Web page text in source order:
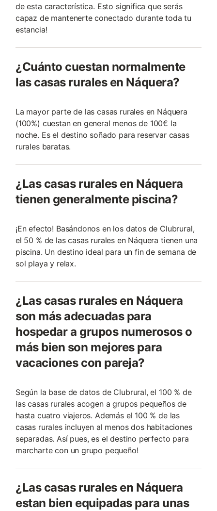
de esta característica. Esto significa que serás
capaz de mantenerte conectado durante toda tu
estancia!
¿Cuánto cuestan normalmente
las casas rurales en Náquera?
La mayor parte de las casas rurales en Náquera
(100%) cuestan en general menos de 100€ la
noche. Es el destino soñado para reservar casas
rurales baratas.
¿Las casas rurales en Náquera
tienen generalmente piscina?
¡En efecto! Basándonos en los datos de Clubrural,
el 50 % de las casas rurales en Náquera tienen una
piscina. Un destino ideal para un fin de semana de
sol playa y relax.
¿Las casas rurales en Náquera
son más adecuadas para
hospedar a grupos numerosos o
más bien son mejores para
vacaciones con pareja?
Según la base de datos de Clubrural, el 100 % de
las casas rurales acogen a grupos pequeños de
hasta cuatro viajeros. Además el 100 % de las
casas rurales incluyen al menos dos habitaciones
separadas. Así pues, es el destino perfecto para
marcharte con un grupo pequeño!
¿Las casas rurales en Náquera
estan bien equipadas para unas